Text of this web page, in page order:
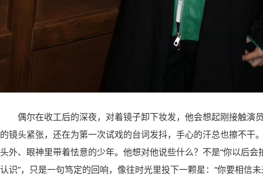
偶尔在收工后的深夜，对着镜子卸下妆发，他会想起刚接触演
的镜头紧张，还在为第一次试戏的台词发抖，手心的汗总也擦不干
头外、眼神里带着怯意的少年。他想对他说些什么？不是“你以后会
认识”，只是一句笃定的回响，像往时光里投下一颗星：“你要相信